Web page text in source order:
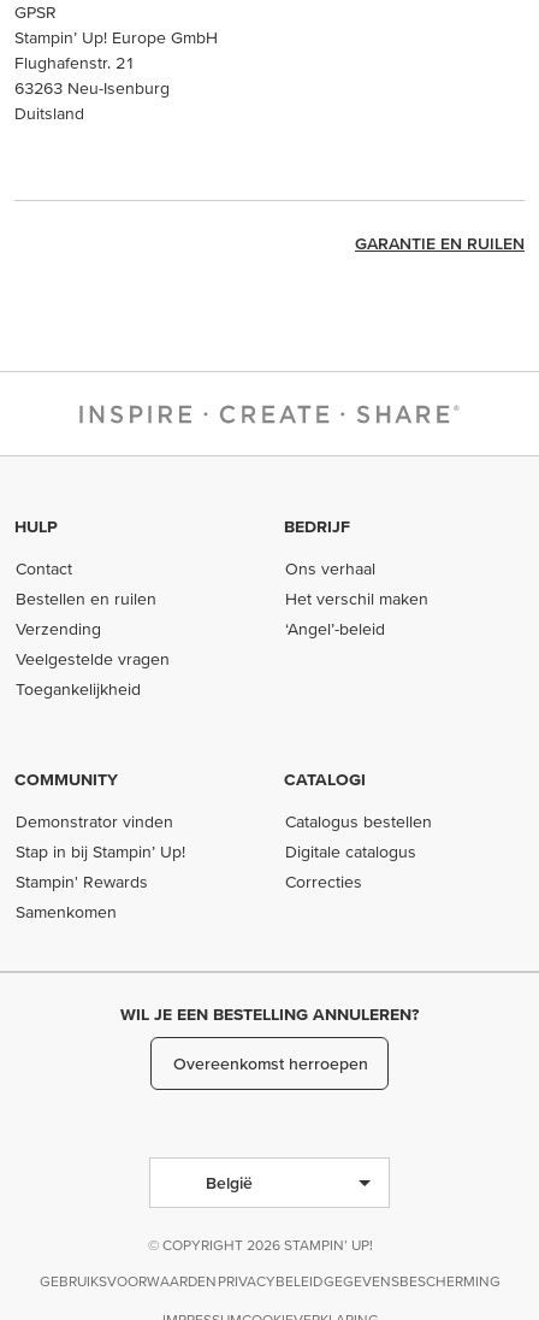
GPSR
Stampin’ Up! Europe GmbH
Flughafenstr. 21
63263 Neu-Isenburg
Duitsland
GARANTIE EN RUILEN
HULP
Contact
Bestellen en ruilen
Verzending
Veelgestelde vragen
Toegankelijkheid
BEDRIJF
Ons verhaal
Het verschil maken
‘Angel’-beleid
COMMUNITY
Demonstrator vinden
Stap in bij Stampin’ Up!
Stampin' Rewards
Samenkomen
CATALOGI
Catalogus bestellen
Digitale catalogus
Correcties
WIL JE EEN BESTELLING ANNULEREN?
Overeenkomst herroepen
België
© COPYRIGHT 2026 STAMPIN’ UP!
GEBRUIKSVOORWAARDEN PRIVACYBELEIDGEGEVENSBESCHERMING